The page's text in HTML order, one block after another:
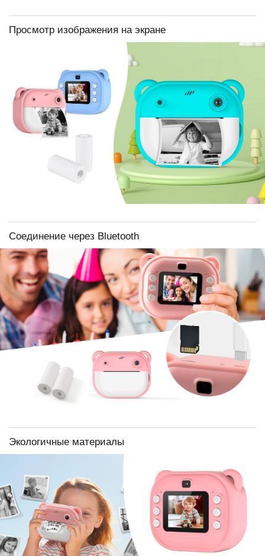
Просмотр изображения на экране
Соединение через Bluetooth
Экологичные материалы